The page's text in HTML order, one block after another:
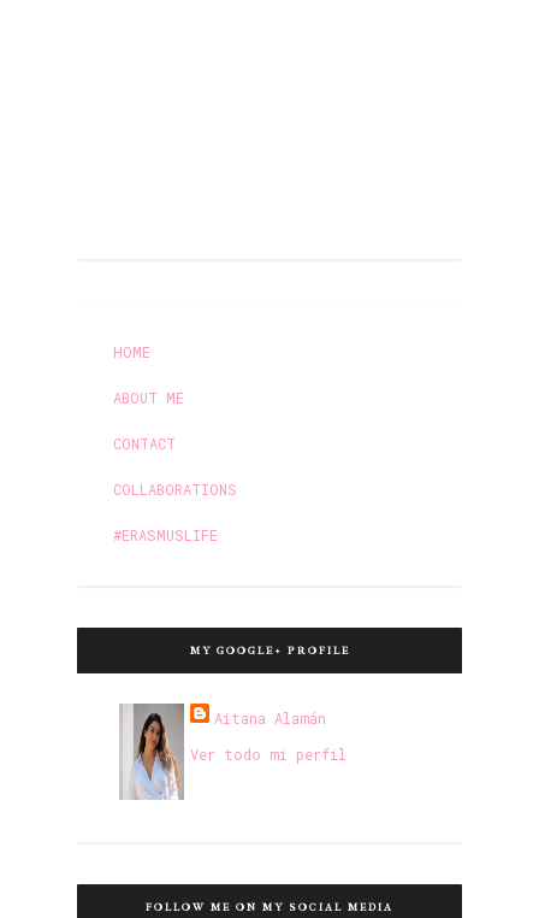
HOME
ABOUT ME
CONTACT
COLLABORATIONS
#ERASMUSLIFE
MY GOOGLE+ PROFILE
Aitana Alamán
Ver todo mi perfil
FOLLOW ME ON MY SOCIAL MEDIA